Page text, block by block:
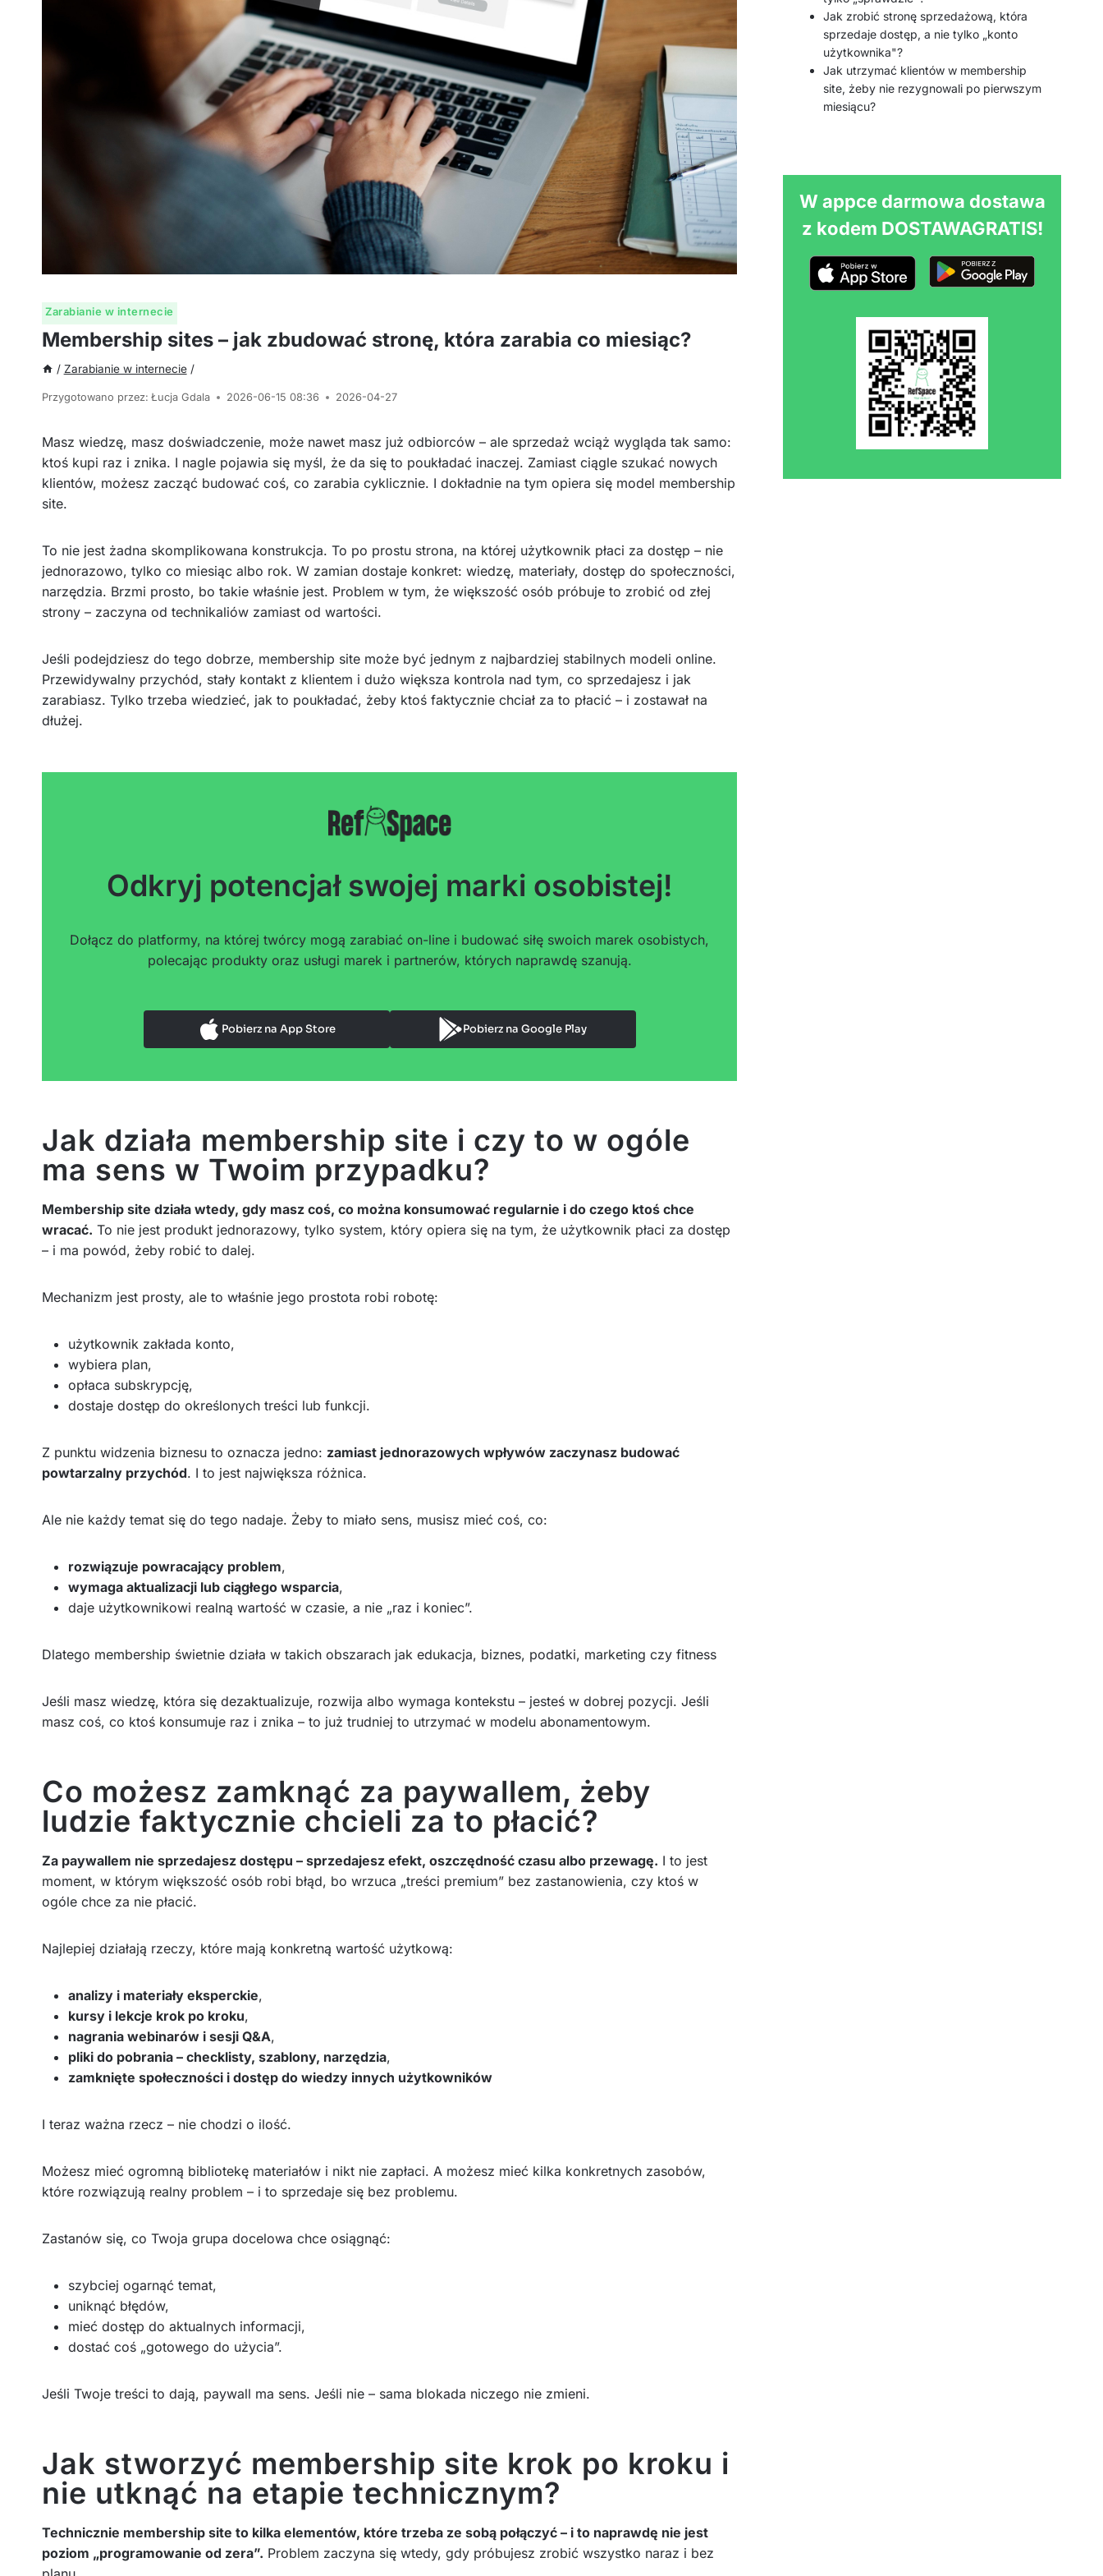
Zarabianie w internecie
Membership sites – jak zbudować stronę, która zarabia co miesiąc?
/ Zarabianie w internecie /
Przygotowano przez: Łucja Gdala 2026-06-15 08:36 2026-04-27
Masz wiedzę, masz doświadczenie, może nawet masz już odbiorców – ale sprzedaż wciąż wygląda tak samo:
ktoś kupi raz i znika. I nagle pojawia się myśl, że da się to poukładać inaczej. Zamiast ciągle szukać nowych
klientów, możesz zacząć budować coś, co zarabia cyklicznie. I dokładnie na tym opiera się model membership
site.
To nie jest żadna skomplikowana konstrukcja. To po prostu strona, na której użytkownik płaci za dostęp – nie
jednorazowo, tylko co miesiąc albo rok. W zamian dostaje konkret: wiedzę, materiały, dostęp do społeczności,
narzędzia. Brzmi prosto, bo takie właśnie jest. Problem w tym, że większość osób próbuje to zrobić od złej
strony – zaczyna od technikaliów zamiast od wartości.
Jeśli podejdziesz do tego dobrze, membership site może być jednym z najbardziej stabilnych modeli online.
Przewidywalny przychód, stały kontakt z klientem i dużo większa kontrola nad tym, co sprzedajesz i jak
zarabiasz. Tylko trzeba wiedzieć, jak to poukładać, żeby ktoś faktycznie chciał za to płacić – i zostawał na
dłużej.
Odkryj potencjał swojej marki osobistej!
Dołącz do platformy, na której twórcy mogą zarabiać on-line i budować siłę swoich marek osobistych,
polecając produkty oraz usługi marek i partnerów, których naprawdę szanują.
Pobierz na App Store Pobierz na Google Play
Jak działa membership site i czy to w ogóle
ma sens w Twoim przypadku?
Membership site działa wtedy, gdy masz coś, co można konsumować regularnie i do czego ktoś chce
wracać. To nie jest produkt jednorazowy, tylko system, który opiera się na tym, że użytkownik płaci za dostęp
– i ma powód, żeby robić to dalej.
Mechanizm jest prosty, ale to właśnie jego prostota robi robotę:
użytkownik zakłada konto,
wybiera plan,
opłaca subskrypcję,
dostaje dostęp do określonych treści lub funkcji.
Z punktu widzenia biznesu to oznacza jedno: zamiast jednorazowych wpływów zaczynasz budować
powtarzalny przychód. I to jest największa różnica.
Ale nie każdy temat się do tego nadaje. Żeby to miało sens, musisz mieć coś, co:
rozwiązuje powracający problem,
wymaga aktualizacji lub ciągłego wsparcia,
daje użytkownikowi realną wartość w czasie, a nie „raz i koniec”.
Dlatego membership świetnie działa w takich obszarach jak edukacja, biznes, podatki, marketing czy fitness
Jeśli masz wiedzę, która się dezaktualizuje, rozwija albo wymaga kontekstu – jesteś w dobrej pozycji. Jeśli
masz coś, co ktoś konsumuje raz i znika – to już trudniej to utrzymać w modelu abonamentowym.
Co możesz zamknąć za paywallem, żeby
ludzie faktycznie chcieli za to płacić?
Za paywallem nie sprzedajesz dostępu – sprzedajesz efekt, oszczędność czasu albo przewagę. I to jest
moment, w którym większość osób robi błąd, bo wrzuca „treści premium” bez zastanowienia, czy ktoś w
ogóle chce za nie płacić.
Najlepiej działają rzeczy, które mają konkretną wartość użytkową:
analizy i materiały eksperckie,
kursy i lekcje krok po kroku,
nagrania webinarów i sesji Q&A,
pliki do pobrania – checklisty, szablony, narzędzia,
zamknięte społeczności i dostęp do wiedzy innych użytkowników
I teraz ważna rzecz – nie chodzi o ilość.
Możesz mieć ogromną bibliotekę materiałów i nikt nie zapłaci. A możesz mieć kilka konkretnych zasobów,
które rozwiązują realny problem – i to sprzedaje się bez problemu.
Zastanów się, co Twoja grupa docelowa chce osiągnąć:
szybciej ogarnąć temat,
uniknąć błędów,
mieć dostęp do aktualnych informacji,
dostać coś „gotowego do użycia”.
Jeśli Twoje treści to dają, paywall ma sens. Jeśli nie – sama blokada niczego nie zmieni.
Jak stworzyć membership site krok po kroku i
nie utknąć na etapie technicznym?
Technicznie membership site to kilka elementów, które trzeba ze sobą połączyć – i to naprawdę nie jest
poziom „programowanie od zera”. Problem zaczyna się wtedy, gdy próbujesz zrobić wszystko naraz i bez
Jak zrobić stronę sprzedażową, która
sprzedaje dostęp, a nie tylko „konto
użytkownika"?
Jak utrzymać klientów w membership
site, żeby nie rezygnowali po pierwszym
miesiącu?
W appce darmowa dostawa
z kodem DOSTAWAGRATIS!